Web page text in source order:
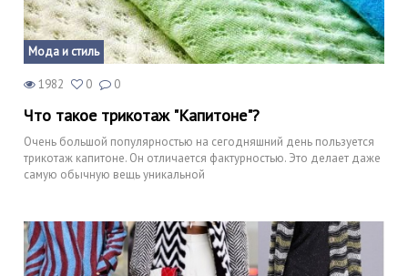
Мода и стиль
1982 0 0
Что такое трикотаж "Капитоне"?
Очень большой популярностью на сегодняшний день пользуется
трикотаж капитоне. Он отличается фактурностью. Это делает даже
самую обычную вещь уникальной